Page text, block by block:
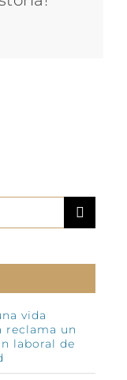
vida
reclama un
laboral de